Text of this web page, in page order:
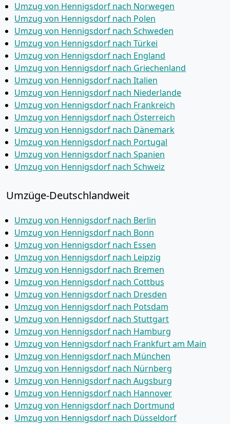
Umzug von Hennigsdorf nach Norwegen
Umzug von Hennigsdorf nach Polen
Umzug von Hennigsdorf nach Schweden
Umzug von Hennigsdorf nach Türkei
Umzug von Hennigsdorf nach England
Umzug von Hennigsdorf nach Griechenland
Umzug von Hennigsdorf nach Italien
Umzug von Hennigsdorf nach Niederlande
Umzug von Hennigsdorf nach Frankreich
Umzug von Hennigsdorf nach Österreich
Umzug von Hennigsdorf nach Dänemark
Umzug von Hennigsdorf nach Portugal
Umzug von Hennigsdorf nach Spanien
Umzug von Hennigsdorf nach Schweiz
Umzüge-Deutschlandweit
Umzug von Hennigsdorf nach Berlin
Umzug von Hennigsdorf nach Bonn
Umzug von Hennigsdorf nach Essen
Umzug von Hennigsdorf nach Leipzig
Umzug von Hennigsdorf nach Bremen
Umzug von Hennigsdorf nach Cottbus
Umzug von Hennigsdorf nach Dresden
Umzug von Hennigsdorf nach Potsdam
Umzug von Hennigsdorf nach Stuttgart
Umzug von Hennigsdorf nach Hamburg
Umzug von Hennigsdorf nach Frankfurt am Main
Umzug von Hennigsdorf nach München
Umzug von Hennigsdorf nach Nürnberg
Umzug von Hennigsdorf nach Augsburg
Umzug von Hennigsdorf nach Hannover
Umzug von Hennigsdorf nach Dortmund
Umzug von Hennigsdorf nach Düsseldorf